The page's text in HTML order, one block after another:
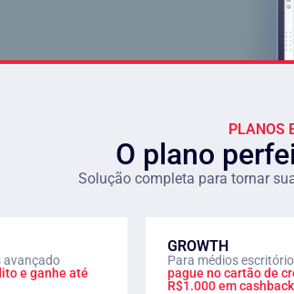
PLANOS
O plano
Solução completa para tornar
avançado
e ganhe até
GROWTH
Para médios
pague no cartão de
R$1.000 em cashback